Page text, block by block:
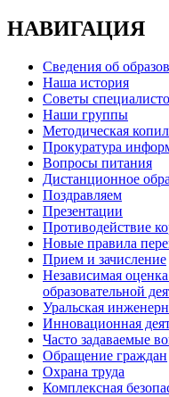
НАВИГАЦИЯ
Сведения об
Наша история
Советы
Наши группы
Методическая
Прокуратура
Вопросы питания
Дистанционное
Поздравляем
Презентации
Противодействие
Новые правила
Прием и зачисление
Независимая
образовательной
Уральская
Инновационная
Часто задаваемые
Обращение граждан
Охрана труда
Комплексная